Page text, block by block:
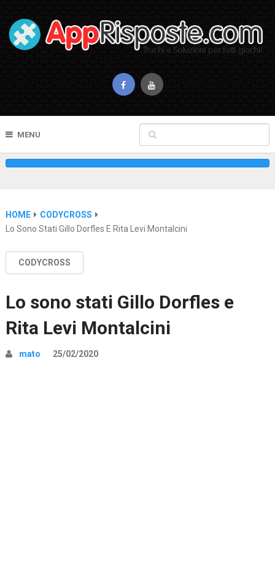
MENU
HOME
CODYCROSS
Lo Sono Stati Gillo Dorfles E Rita Levi Montalcini
CODYCROSS
Lo sono stati Gillo Dorfles e
Rita Levi Montalcini
mato 25/02/2020